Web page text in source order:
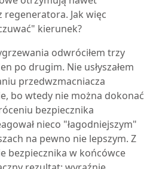
regeneratora. Jak więc
kierunek?
odwróciłem trzy
po drugim. Nie usłyszałem
przedwzmacniacza
bo wtedy nie można dokonać
bezpiecznika
nieco "łagodniejszym"
na pewno nie lepszym. Z
bezpiecznika w końcówce